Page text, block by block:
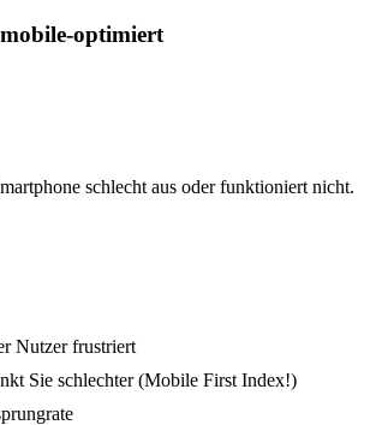
optimiert
schlecht aus oder funktioniert nicht.
Nutzer frustriert
Sie schlechter (Mobile First Index!)